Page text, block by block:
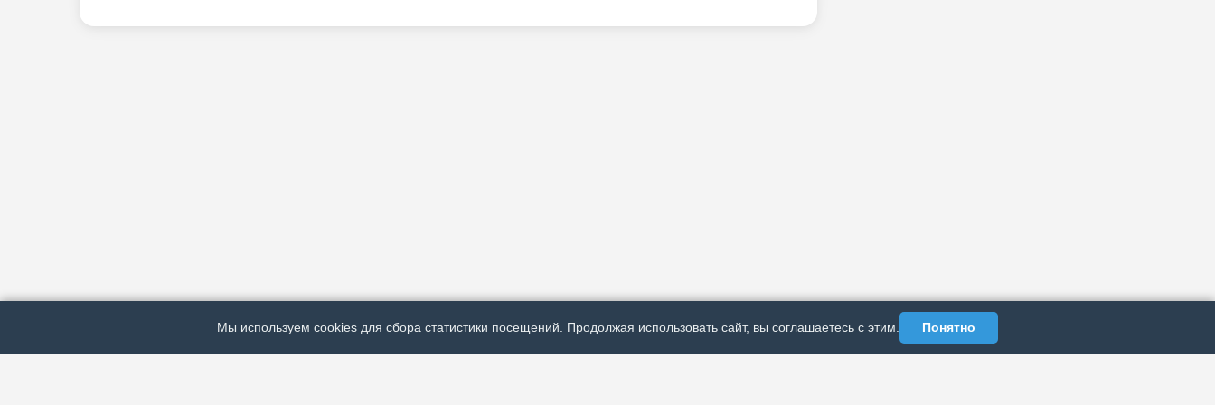
Мы используем cookies для сбора статистики посещений. Продолжая использовать сайт, вы соглашаетесь с этим. Понятно